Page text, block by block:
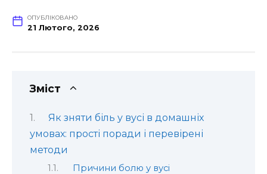
ОПУБЛІКОВАНО
21 Лютого, 2026
Зміст
Як зняти біль у вусі в домашніх
умовах: прості поради і перевірені
методи
Причини болю у вусі